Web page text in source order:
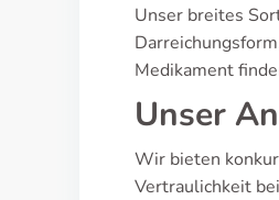
Unser breites
Medikament
Unser
Wir bieten
Vertraulichkeit